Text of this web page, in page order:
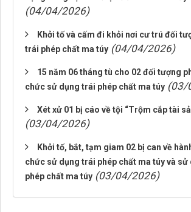
(04/04/2026)
Khởi tố và cấm đi khỏi nơi cư trú đối
trái phép chất ma túy (04/04/2026)
15 năm 06 tháng tù cho 02 đối tượng
chức sử dụng trái phép chất ma túy (03/
Xét xử 01 bị cáo về tội “Trộm cắp tài
(03/04/2026)
Khởi tố, bắt, tạm giam 02 bị can về
chức sử dụng trái phép chất ma túy và sử
phép chất ma túy (03/04/2026)